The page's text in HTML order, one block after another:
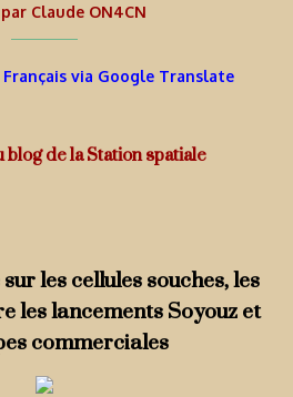
Claude ON4CN
via Google Translate
de la Station spatiale
les cellules souches, les
les lancements Soyouz et
commerciales